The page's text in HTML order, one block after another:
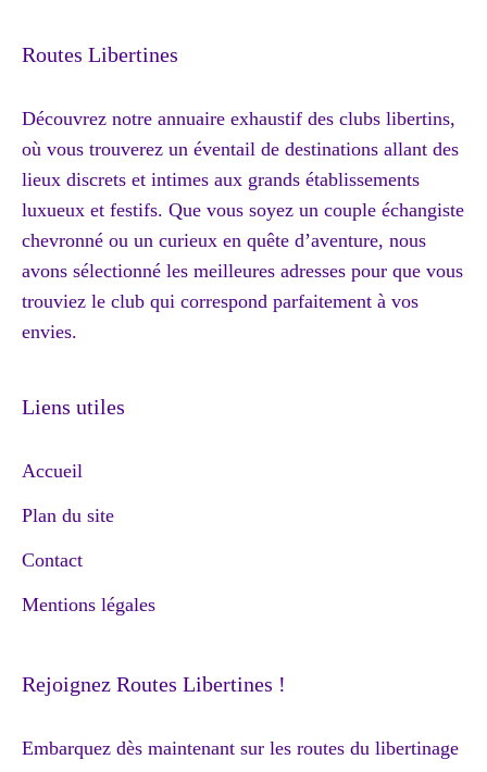
Routes Libertines
Découvrez notre annuaire exhaustif des clubs libertins,
où vous trouverez un éventail de destinations allant des
lieux discrets et intimes aux grands établissements
luxueux et festifs. Que vous soyez un couple échangiste
chevronné ou un curieux en quête d’aventure, nous
avons sélectionné les meilleures adresses pour que vous
trouviez le club qui correspond parfaitement à vos
envies.
Liens utiles
Accueil
Plan du site
Contact
Mentions légales
Rejoignez Routes Libertines !
Embarquez dès maintenant sur les routes du libertinage